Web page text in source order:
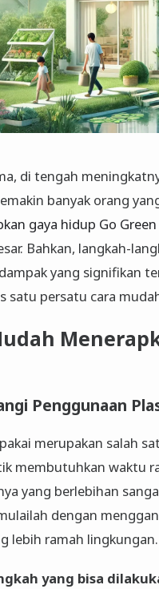
di tengah
banyak orang
gaya hidup Go Green
Bahkan, langkah-
yang signifikan
satu persatu cara
Penggunaan
merupakan salah
membutuhkan waktu
yang berlebihan
dengan
lebih ramah lingkungan.
yang bisa